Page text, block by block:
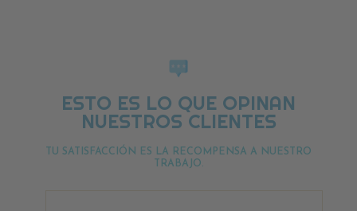
ESTO ES LO QUE OPINAN
NUESTROS CLIENTES
TU SATISFACCIÓN ES LA RECOMPENSA A NUESTRO
TRABAJO.